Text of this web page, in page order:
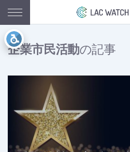
企業市民活動の記事